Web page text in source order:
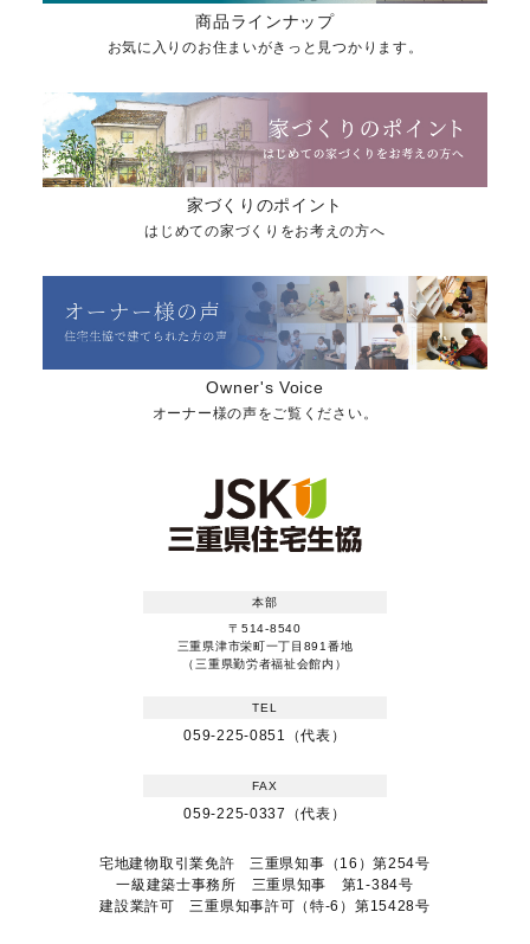
商品ラインナップ
お気に入りのお住まいがきっと見つかります。
家づくりのポイント
はじめての家づくりをお考えの方へ
Owner's Voice
オーナー様の声をご覧ください。
本部
〒514-8540
三重県津市栄町一丁目891番地
（三重県勤労者福祉会館内）
TEL
059-225-0851（代表）
FAX
059-225-0337（代表）
宅地建物取引業免許 三重県知事（16）第254号
一級建築士事務所 三重県知事 第1-384号
建設業許可 三重県知事許可（特-6）第15428号